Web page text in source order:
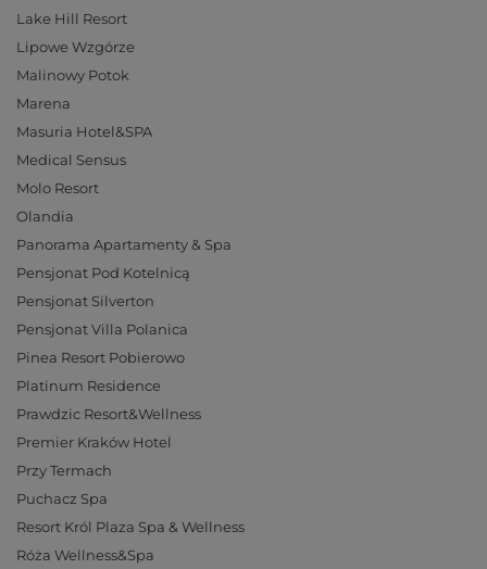
Lake Hill Resort
Lipowe Wzgórze
Malinowy Potok
Marena
Masuria Hotel&SPA
Medical Sensus
Molo Resort
Olandia
Panorama Apartamenty & Spa
Pensjonat Pod Kotelnicą
Pensjonat Silverton
Pensjonat Villa Polanica
Pinea Resort Pobierowo
Platinum Residence
Prawdzic Resort&Wellness
Premier Kraków Hotel
Przy Termach
Puchacz Spa
Resort Król Plaza Spa & Wellness
Róża Wellness&Spa